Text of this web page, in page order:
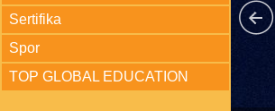
Sertifika
Spor
TOP GLOBAL EDUCATION